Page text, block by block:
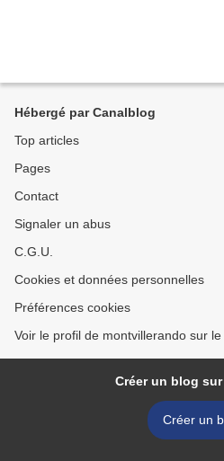
Hébergé par Canalblog
Top articles
Pages
Contact
Signaler un abus
C.G.U.
Cookies et données personnelles
Préférences cookies
Voir le profil de montvillerando sur
Créer un blog
Créer un